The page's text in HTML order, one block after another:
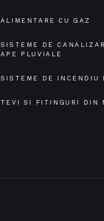
ALIMENTARE CU GAZ
SISTEME DE
APE PLUVIALE
SISTEME DE INCENDIU
TEVI SI FITINGURI DIN